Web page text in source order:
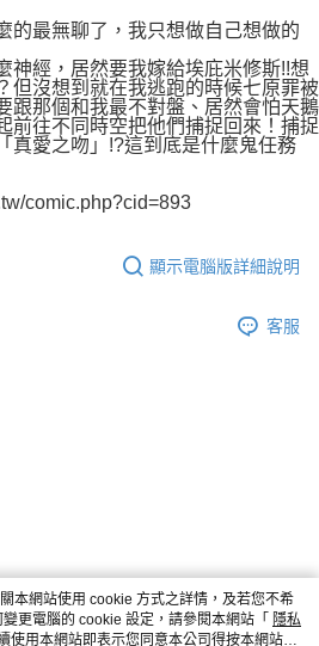
的最無聊了，我只想做自己想做的
神經，居然要我嫁給埃庇米修斯!!想
但沒想到就在我逃跑的時候七原罪被
跟那個和我最不對盤、居然會怕天鵝
往不同時空把他們捕捉回來！捕捉
真愛之吻」!?這到底是什麼鬼任務
comic.php?cid=893
顯示電腦版詳細說明
客服
本網站使用 cookie 方式之詳情，及若您不希
更電腦的 cookie 設定，請參閱本網站「 隱私
使用本網站即表示您同意本公司得按本網站使